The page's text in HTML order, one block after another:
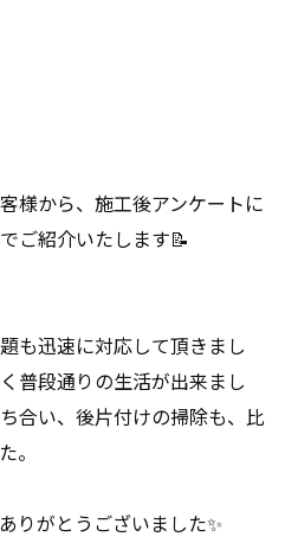
様から、施工後アンケートに
ご紹介いたします📝
も迅速に対応して頂きまし
普段通りの生活が出来まし
合い、後片付けの掃除も、比
。
りがとうございました✨